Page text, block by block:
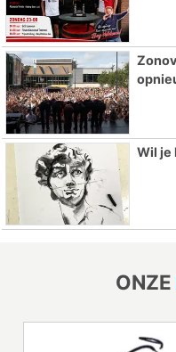
Wil je
ONZE